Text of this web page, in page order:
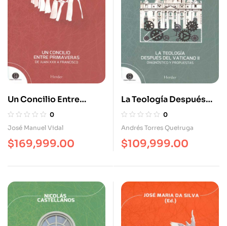
Un Concilio Entre
Primaveras. De Juan
XXIII A Francisco
0
José Manuel Vidal
$169,999.00
La Teología Después
Del Vaticano II.
Diagnostico Y
0
Andrés Torres Queiruga
$109,999.00